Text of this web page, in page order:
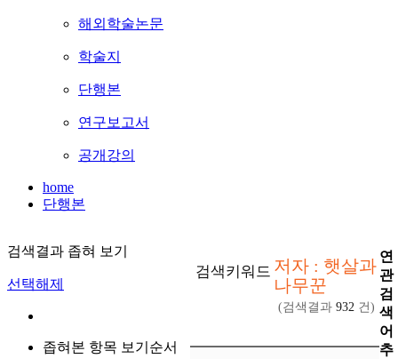
해외학술논문
학술지
단행본
연구보고서
공개강의
home
단행본
검색결과 좁혀 보기
선택해제
좁혀본 항목 보기순서
검색키워드 저자 : 햇살과
나무꾼
(검색결과 932 건)
연
관
검
색
어
추